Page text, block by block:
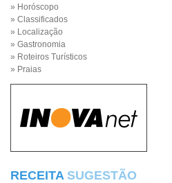
» Horóscopo
» Classificados
» Localização
» Gastronomia
» Roteiros Turísticos
» Praias
RECEITA SUGESTÃO